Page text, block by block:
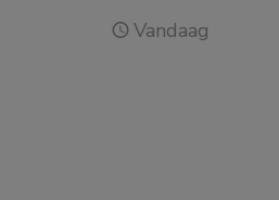
Vandaag